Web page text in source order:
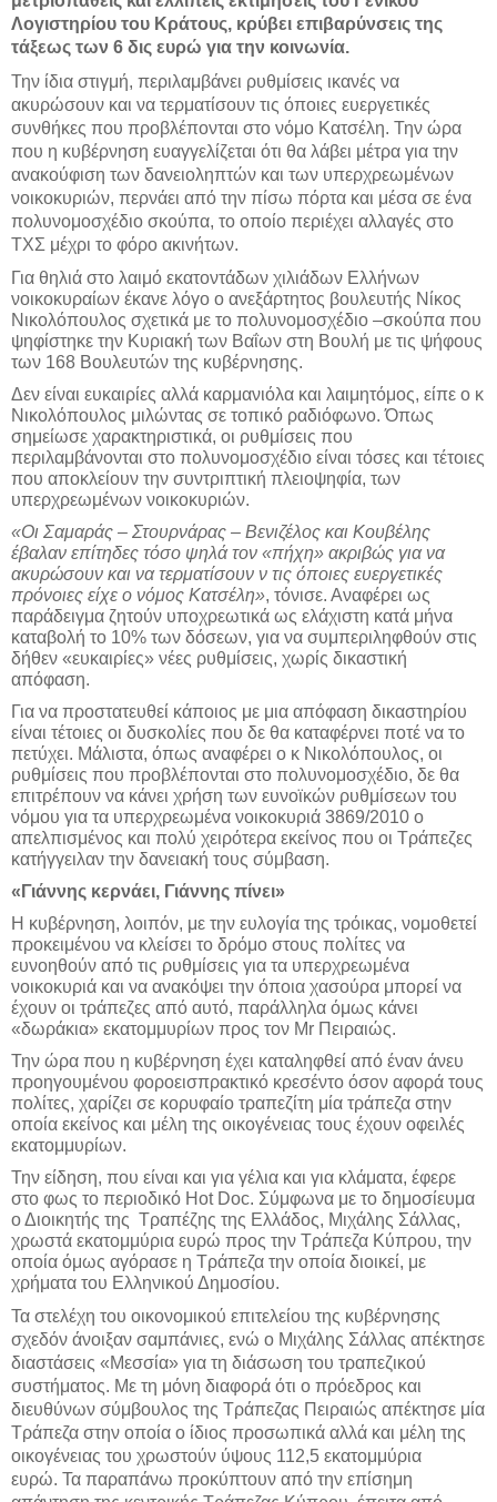
Λογιστηρίου του Κράτους, κρύβει επιβαρύνσεις της
τάξεως των 6 δις ευρώ για την κοινωνία.
Την ίδια στιγμή, περιλαμβάνει ρυθμίσεις ικανές να
ακυρώσουν και να τερματίσουν τις όποιες ευεργετικές
συνθήκες που προβλέπονται στο νόμο Κατσέλη. Την ώρα
που η κυβέρνηση ευαγγελίζεται ότι θα λάβει μέτρα για την
ανακούφιση των δανειοληπτών και των υπερχρεωμένων
νοικοκυριών, περνάει από την πίσω πόρτα και μέσα σε ένα
πολυνομοσχέδιο σκούπα, το οποίο περιέχει αλλαγές στο
ΤΧΣ μέχρι το φόρο ακινήτων.
Για θηλιά στο λαιμό εκατοντάδων χιλιάδων Ελλήνων
νοικοκυραίων έκανε λόγο ο ανεξάρτητος βουλευτής Νίκος
Νικολόπουλος σχετικά με το πολυνομοσχέδιο –σκούπα που
ψηφίστηκε την Κυριακή των Βαΐων στη Βουλή με τις ψήφους
των 168 Βουλευτών της κυβέρνησης.
Δεν είναι ευκαιρίες αλλά καρμανιόλα και λαιμητόμος, είπε ο κ
Νικολόπουλος μιλώντας σε τοπικό ραδιόφωνο. Όπως
σημείωσε χαρακτηριστικά, οι ρυθμίσεις που
περιλαμβάνονται στο πολυνομοσχέδιο είναι τόσες και τέτοιες
που αποκλείουν την συντριπτική πλειοψηφία, των
υπερχρεωμένων νοικοκυριών.
«Οι Σαμαράς – Στουρνάρας – Βενιζέλος και Κουβέλης
έβαλαν επίτηδες τόσο ψηλά τον «πήχη» ακριβώς για να
ακυρώσουν και να τερματίσουν ν τις όποιες ευεργετικές
πρόνοιες είχε ο νόμος Κατσέλη», τόνισε. Αναφέρει ως
παράδειγμα ζητούν υποχρεωτικά ως ελάχιστη κατά μήνα
καταβολή το 10% των δόσεων, για να συμπεριληφθούν στις
δήθεν «ευκαιρίες» νέες ρυθμίσεις, χωρίς δικαστική
απόφαση.
Για να προστατευθεί κάποιος με μια απόφαση δικαστηρίου
είναι τέτοιες οι δυσκολίες που δε θα καταφέρνει ποτέ να το
πετύχει. Μάλιστα, όπως αναφέρει ο κ Νικολόπουλος, οι
ρυθμίσεις που προβλέπονται στο πολυνομοσχέδιο, δε θα
επιτρέπουν να κάνει χρήση των ευνοϊκών ρυθμίσεων του
νόμου για τα υπερχρεωμένα νοικοκυριά 3869/2010 ο
απελπισμένος και πολύ χειρότερα εκείνος που οι Τράπεζες
κατήγγειλαν την δανειακή τους σύμβαση.
«Γιάννης κερνάει, Γιάννης πίνει»
Η κυβέρνηση, λοιπόν, με την ευλογία της τρόικας, νομοθετεί
προκειμένου να κλείσει το δρόμο στους πολίτες να
ευνοηθούν από τις ρυθμίσεις για τα υπερχρεωμένα
νοικοκυριά και να ανακόψει την όποια χασούρα μπορεί να
έχουν οι τράπεζες από αυτό, παράλληλα όμως κάνει
«δωράκια» εκατομμυρίων προς τον Mr Πειραιώς.
Την ώρα που η κυβέρνηση έχει καταληφθεί από έναν άνευ
προηγουμένου φοροεισπρακτικό κρεσέντο όσον αφορά τους
πολίτες, χαρίζει σε κορυφαίο τραπεζίτη μία τράπεζα στην
οποία εκείνος και μέλη της οικογένειας τους έχουν οφειλές
εκατομμυρίων.
Την είδηση, που είναι και για γέλια και για κλάματα, έφερε
στο φως το περιοδικό Hot Doc. Σύμφωνα με το δημοσίευμα
ο Διοικητής της Τραπέζης της Ελλάδος, Μιχάλης Σάλλας,
χρωστά εκατομμύρια ευρώ προς την Τράπεζα Κύπρου, την
οποία όμως αγόρασε η Τράπεζα την οποία διοικεί, με
χρήματα του Ελληνικού Δημοσίου.
Τα στελέχη του οικονομικού επιτελείου της κυβέρνησης
σχεδόν άνοιξαν σαμπάνιες, ενώ ο Μιχάλης Σάλλας απέκτησε
διαστάσεις «Μεσσία» για τη διάσωση του τραπεζικού
συστήματος. Με τη μόνη διαφορά ότι ο πρόεδρος και
διευθύνων σύμβουλος της Τράπεζας Πειραιώς απέκτησε μία
Τράπεζα στην οποία ο ίδιος προσωπικά αλλά και μέλη της
οικογένειας του χρωστούν ύψους 112,5 εκατομμύρια
ευρώ. Τα παραπάνω προκύπτουν από την επίσημη